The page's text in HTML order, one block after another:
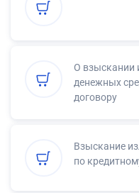
О взыскании
денежных
договору
Взыскание
по